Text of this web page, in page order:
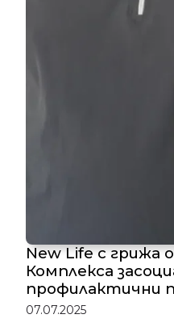
New Life с
Комплекса
профилактични
07.07.2025